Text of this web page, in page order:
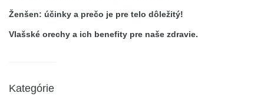
Ženšen: účinky a prečo je pre telo dôležitý!
Vlašské orechy a ich benefity pre naše zdravie.
Kategórie